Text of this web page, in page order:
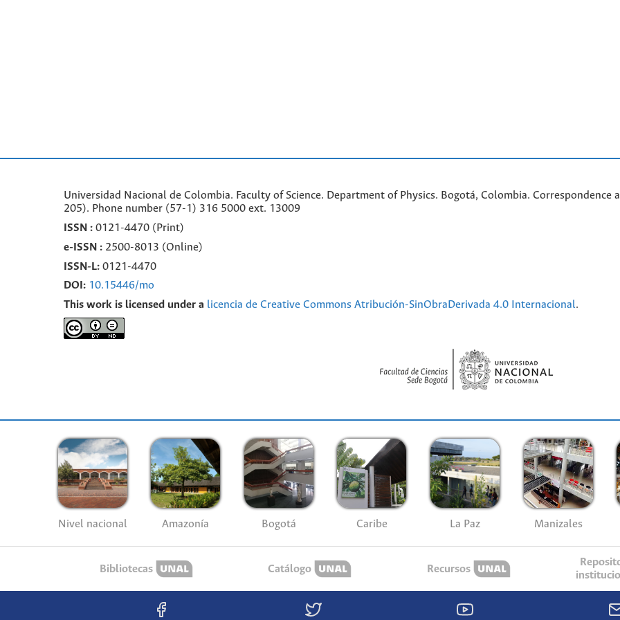
Universidad Nacional de Colombia. Faculty of Science. Department of Physics. Bogotá, Colombia. Correspondence a
205). Phone number (57-1) 316 5000 ext. 13009
ISSN : 0121-4470 (Print)
e- ISSN : 2500-8013 (Online)
ISSN-L: 0121-4470
DOI: 10.15446/mo
This work is licensed under a licencia de Creative Commons Atribución-SinObraDerivada 4.0 Internacional.
Nivel nacional Amazonía Bogotá Caribe La Paz Manizales
Bibliotecas Catálogo Recursos